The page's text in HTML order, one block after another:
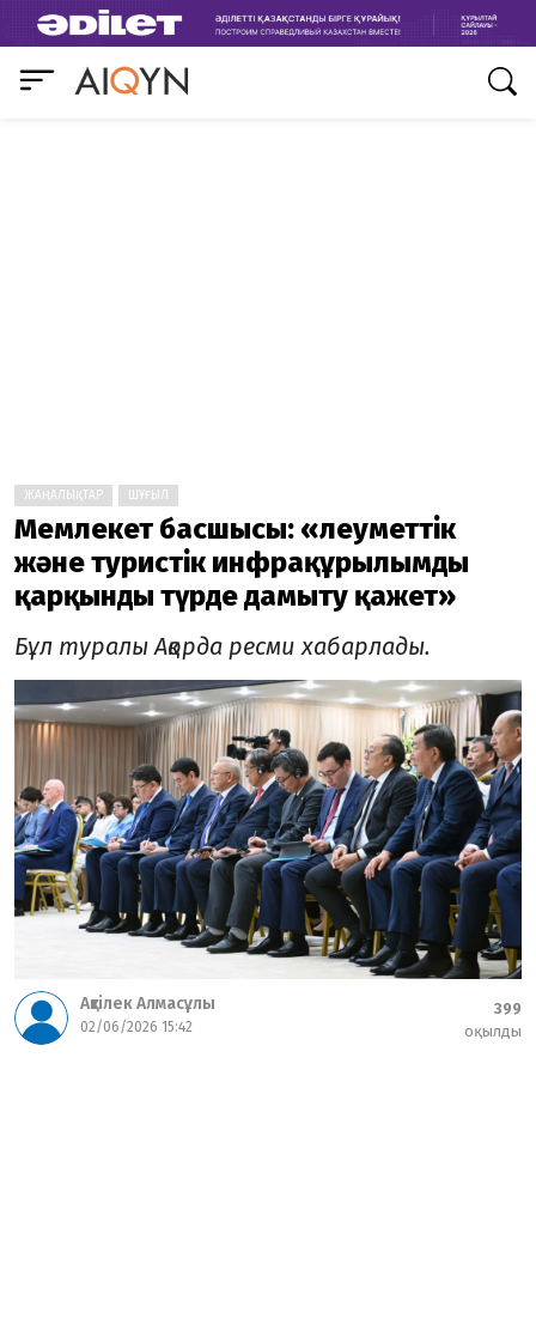
ЖАҢАЛЫҚТАР ШҰҒЫЛ
Мемлекет басшысы: «Әлеуметтік
және туристік инфрақұрылымды
қарқынды түрде дамыту қажет»
Бұл туралы Ақорда ресми хабарлады.
Ақтілек Алмасұлы
02/06/2026 15:42
399
оқылды